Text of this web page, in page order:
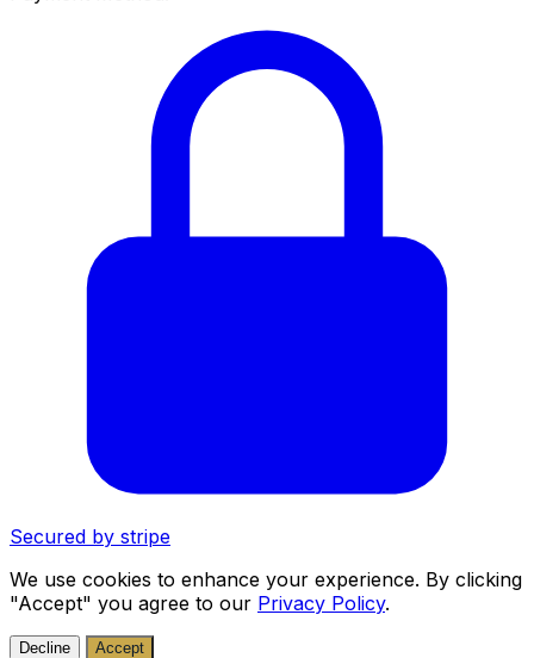
Secured by stripe
We use cookies to enhance your experience. By clicking
"Accept" you agree to our Privacy Policy.
Decline Accept